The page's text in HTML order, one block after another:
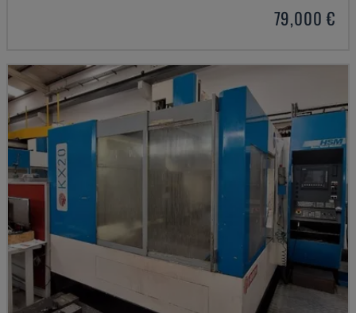
79,000 €